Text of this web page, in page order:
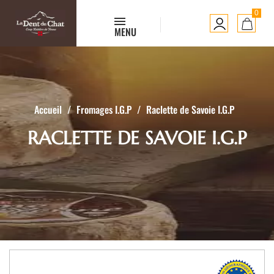
MENU
0
Accueil Fromages I.G.P Raclette de Savoie I.G.P
RACLETTE DE SAVOIE I.G.P